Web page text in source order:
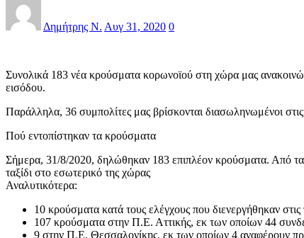
Δημήτρης Ν. Αυγ 31, 2020 0
Συνολικά 183 νέα κρούσματα κορωνοϊού στη χώρα μας
εισόδου.
Παράλληλα, 36 συμπολίτες μας βρίσκονται διασωληνωμένοι
Πού εντοπίστηκαν τα κρούσματα
Σήμερα, 31/8/2020, δηλώθηκαν 183 επιπλέον κρούσματα. Από
ταξίδι στο εσωτερικό της χώρας
Αναλυτικότερα:
10 κρούσματα κατά τους ελέγχους που διενεργήθηκαν
107 κρούσματα στην Π.Ε. Αττικής, εκ των οποίων 44
9 στην Π.Ε. Θεσσαλονίκης, εκ των οποίων 4 αναφέρουν